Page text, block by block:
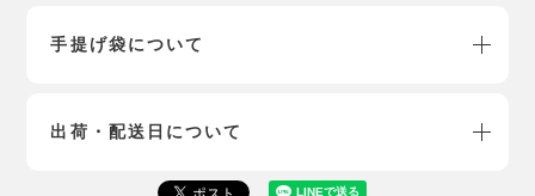
手提げ袋について
出荷・配送日について